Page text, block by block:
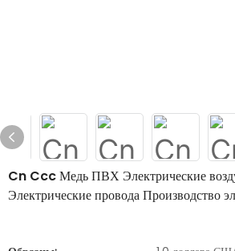
Cn Ccc Медь ПВХ Электрические
Электрические провода Производство